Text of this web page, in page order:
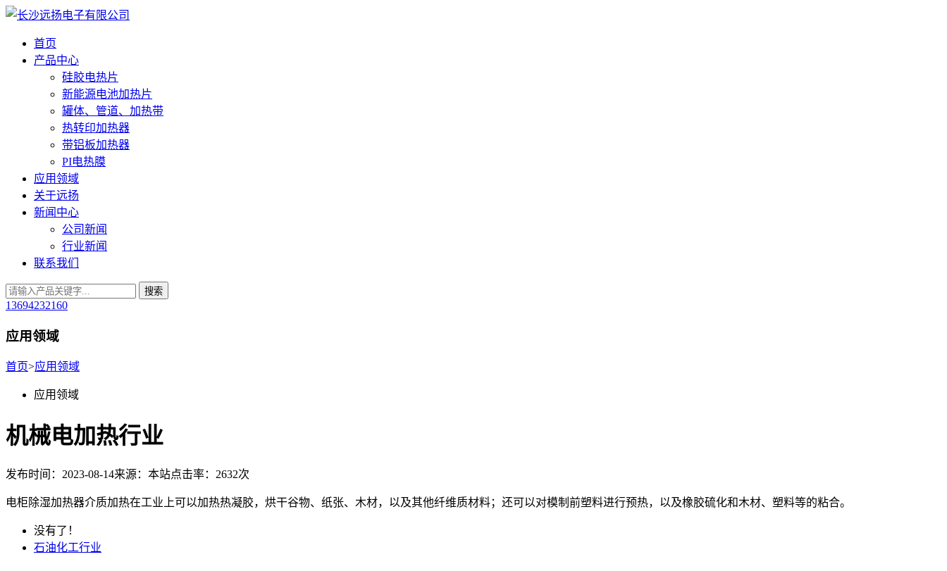
首页
产品中心
硅胶电热片
新能源电池加热片
罐体、管道、加热带
热转印加热器
带铝板加热器
PI电热膜
应用领域
关于远扬
新闻中心
公司新闻
行业新闻
联系我们
13694232160
应用领域
首页>应用领域
应用领域
机械电加热行业
发布时间：2023-08-14来源：本站点击率：2632次
电柜除湿加热器介质加热在工业上可以加热热凝胶，烘干谷物、纸张、木材，以及其他纤维质材料；还可以对模制前塑料进行预热，以及橡胶硫化和木材、塑料等的粘合。
没有了！
石油化工行业